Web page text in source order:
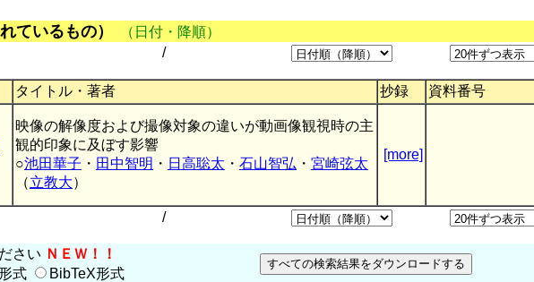
ているもの）
（日付・降順）
/
タイトル・著者 抄録
資料番号
映像の解像度および撮像対象の違いが動画像観視時の主
観的印象に及ぼす影響
○池田華子 ・ 田中智明 ・ 日高聡太 ・ 石山智弘 ・ 宮崎弦太
（立教大）
[more]
/
さい ＮＥＷ！！
式 BibTeX形式